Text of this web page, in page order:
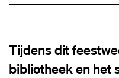
Tijdens dit
bibliotheek en het